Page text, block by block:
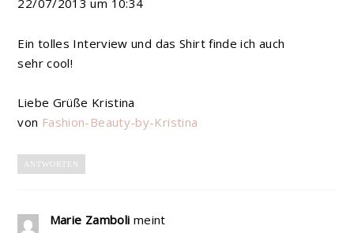
22/07/2013 um 10:34
Ein tolles Interview und das Shirt finde ich auch
sehr cool!
Liebe Grüße Kristina
von Fashion-Beauty-by-Kristina
ANTWORTEN
Marie Zamboli meint